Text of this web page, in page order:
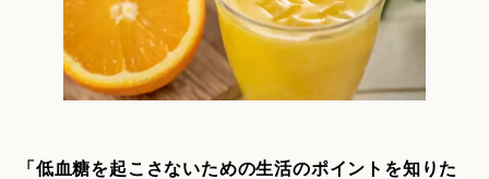
「低血糖を起こさないための生活のポイントを知りた